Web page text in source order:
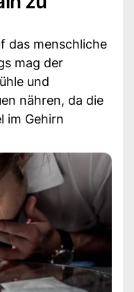
das menschliche
mag der
und
nähren, da die
im Gehirn